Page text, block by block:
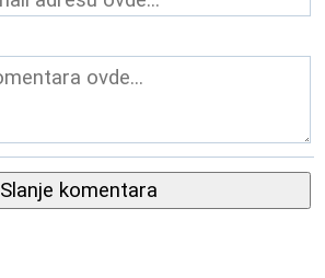
Slanje komentara